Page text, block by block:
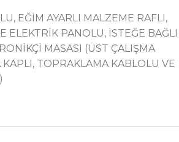
EĞİM AYARLI MALZEME RAFLI,
ELEKTRİK PANOLU, İSTEĞE BAĞLI
MASASI (ÜST ÇALIŞMA
TOPRAKLAMA KABLOLU VE